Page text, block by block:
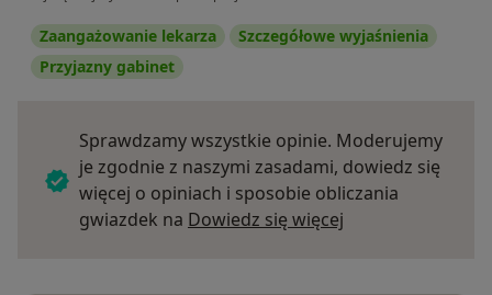
Zaangażowanie lekarza
Szczegółowe wyjaśnienia
Przyjazny gabinet
Sprawdzamy wszystkie opinie. Moderujemy
je zgodnie z naszymi zasadami, dowiedz się
więcej o opiniach i sposobie obliczania
gwiazdek na Dowiedz się więcej